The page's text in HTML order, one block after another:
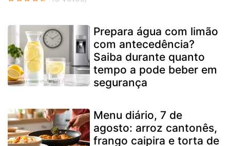
Prepara água com limão
com antecedência?
Saiba durante quanto
tempo a pode beber em
segurança
Menu diário, 7 de
agosto: arroz cantonês,
frango caipira e torta de